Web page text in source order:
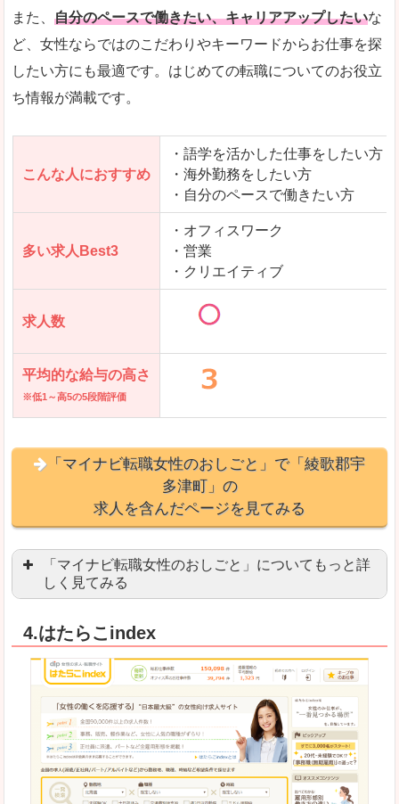
多少検索しづらいのですが、掲載情報はパッと目
「エン転職ウーマン」で「綾歌郡宇多津町」の
また、 自分のペースで働きたい、キャリアアップしたいな
ど、女性ならではのこだわりやキーワードからお仕事を探
したい方にも最適です。はじめての転職についてのお役立
ち情報が満載です。
こんな人におすすめ
・語学を活かした仕事をしたい方
・海外勤務をしたい方
・自分のペースで働きたい方
多い求人Best3
・オフィスワーク
・営業
・クリエイティブ
求人数
平均的な給与の高さ
※低1～高5の5段階評価
「マイナビ転職女性のおしごと」で「綾歌郡宇
多津町」の
求人を含んだページを見てみる
「マイナビ転職女性のおしごと」についてもっと詳
しく見てみる
良いところ
「自分のペースで働きたい」「キャリアアップ」
はじめての転職についてのお役立ち情報が満載で
悪いところ
求人の掲載が少し見づらい印象があります。求人
給与が見た目ですぐにわからないことが多いです
4.はたらこindex